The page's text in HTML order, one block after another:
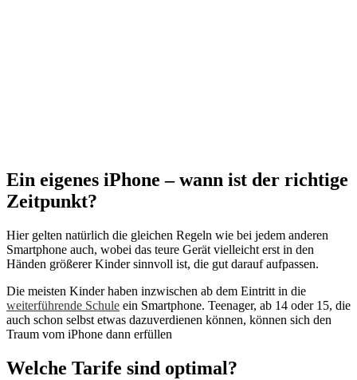
Ein eigenes iPhone – wann ist der richtige
Zeitpunkt?
Hier gelten natürlich die gleichen Regeln wie bei jedem anderen
Smartphone auch, wobei das teure Gerät vielleicht erst in den
Händen größerer Kinder sinnvoll ist, die gut darauf aufpassen.
Die meisten Kinder haben inzwischen ab dem Eintritt in die
weiterführende Schule ein Smartphone. Teenager, ab 14 oder 15, die
auch schon selbst etwas dazuverdienen können, können sich den
Traum vom iPhone dann erfüllen
Welche Tarife sind optimal?